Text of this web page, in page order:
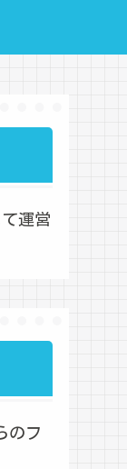
運営
のフ